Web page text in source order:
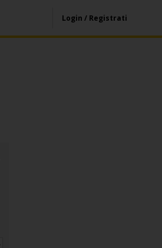
Login / Registrati